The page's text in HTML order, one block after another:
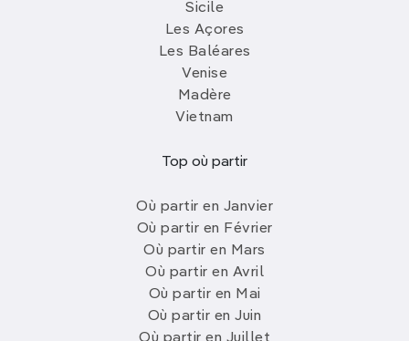
Sicile
Les Açores
Les Baléares
Venise
Madère
Vietnam
Top où partir
Où partir en Janvier
Où partir en Février
Où partir en Mars
Où partir en Avril
Où partir en Mai
Où partir en Juin